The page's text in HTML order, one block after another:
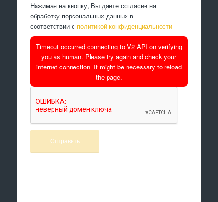
Нажимая на кнопку, Вы даете согласие на
обработку персональных данных в
соответствии с политикой конфиденциальности
Timeout occurred connecting to V2 API on verifying
you as human. Please try again and check your
internet connection. It might be necessary to reload
the page.